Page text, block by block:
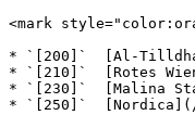
<mark
* `[200]`  [Al-
* `[210]`  [Rotes
* `[230]`  [Malina
* `[250]`  [Nordica](/